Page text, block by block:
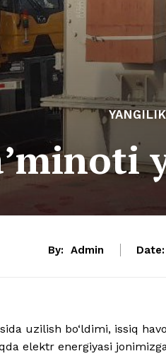
By: Admin Date:
uzilish bo‘ldimi, issiq
elektr energiyasi